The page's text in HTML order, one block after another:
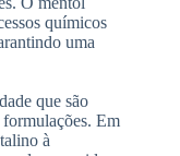
químicos
uma
que são
formulações. Em
à